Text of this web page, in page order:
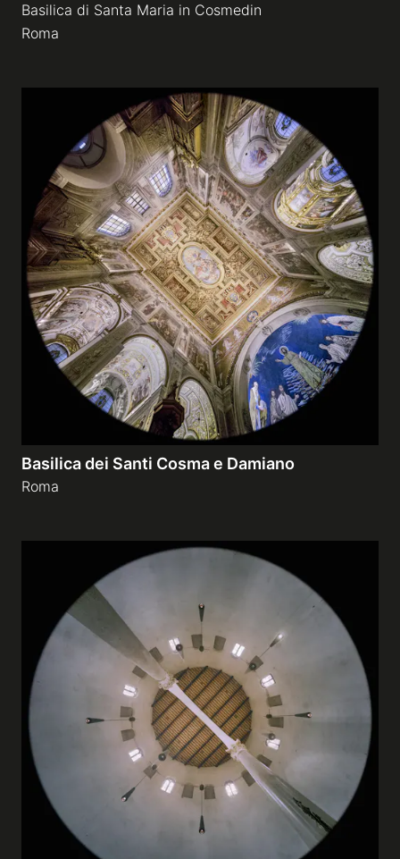
Basilica di Santa Maria in Cosmedin
Roma
Basilica dei Santi Cosma e Damiano
Roma